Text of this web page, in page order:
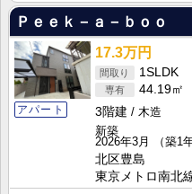
Ｐｅｅｋ－ａ－ｂｏｏ
アパート
17.3万円
1SLDK
44.19㎡
3階建
木造
新築
2026年3月
（築1
北区豊島
東京メトロ南北